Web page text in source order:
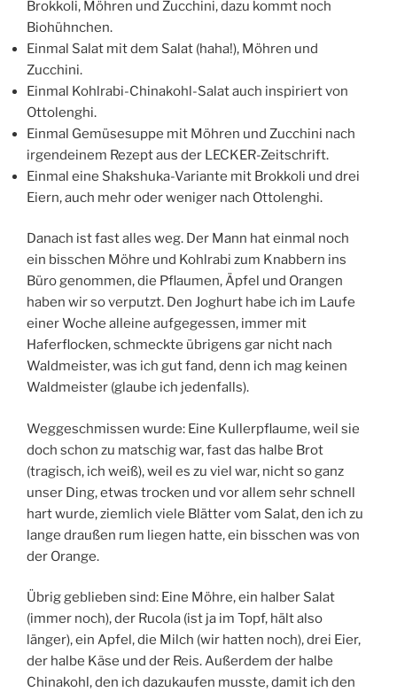
Brokkoli, Möhren und Zucchini, dazu kommt noch
Biohühnchen.
Einmal Salat mit dem Salat (haha!), Möhren und
Zucchini.
Einmal Kohlrabi-Chinakohl-Salat auch inspiriert von
Ottolenghi.
Einmal Gemüsesuppe mit Möhren und Zucchini nach
irgendeinem Rezept aus der LECKER-Zeitschrift.
Einmal eine Shakshuka-Variante mit Brokkoli und drei
Eiern, auch mehr oder weniger nach Ottolenghi.
Danach ist fast alles weg. Der Mann hat einmal noch
ein bisschen Möhre und Kohlrabi zum Knabbern ins
Büro genommen, die Pflaumen, Äpfel und Orangen
haben wir so verputzt. Den Joghurt habe ich im Laufe
einer Woche alleine aufgegessen, immer mit
Haferflocken, schmeckte übrigens gar nicht nach
Waldmeister, was ich gut fand, denn ich mag keinen
Waldmeister (glaube ich jedenfalls).
Weggeschmissen wurde: Eine Kullerpflaume, weil sie
doch schon zu matschig war, fast das halbe Brot
(tragisch, ich weiß), weil es zu viel war, nicht so ganz
unser Ding, etwas trocken und vor allem sehr schnell
hart wurde, ziemlich viele Blätter vom Salat, den ich zu
lange draußen rum liegen hatte, ein bisschen was von
der Orange.
Übrig geblieben sind: Eine Möhre, ein halber Salat
(immer noch), der Rucola (ist ja im Topf, hält also
länger), ein Apfel, die Milch (wir hatten noch), drei Eier,
der halbe Käse und der Reis. Außerdem der halbe
Chinakohl, den ich dazukaufen musste, damit ich den